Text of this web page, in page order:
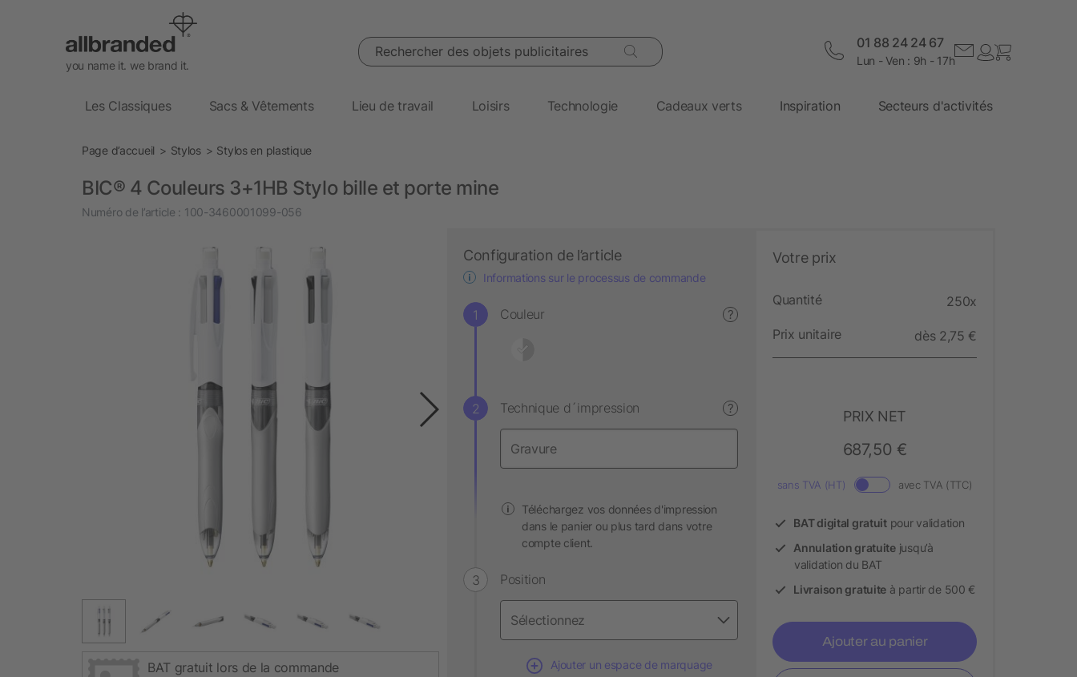
you name it. we brand it.
Rechercher des objets publicitaires 01 88 24 24 67
Lun - Ven : 9h - 17h
Les Classiques Sacs & Vêtements Lieu de travail Loisirs Technologie Cadeaux verts Inspiration Secteurs d'activités
Page d’accueil Stylos Stylos en plastique
BIC® 4 Couleurs 3+1HB Stylo bille et porte mine
Numéro de l’article : 100-3460001099-056
BAT gratuit lors de la commande
Configuration de l’article
Informations sur le processus de commande
Couleur ?
Technique d´impression ?
Téléchargez vos données d'impression
dans le panier ou plus tard dans votre
compte client.
Position
Ajouter un espace de marquage
Votre prix
Quantité 250x
Prix unitaire dès 2,75 €
PRIX NET
687,50 €
sans TVA (HT) avec TVA (TTC)
BAT digital gratuitpour validation
Annulation gratuitejusqu’à
validation du BAT
Livraison gratuite à partir de 500 €
Ajouter au panier